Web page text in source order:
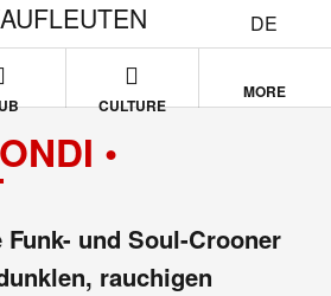
DE
CULTURE
MORE
•
und Soul-Crooner
rauchigen